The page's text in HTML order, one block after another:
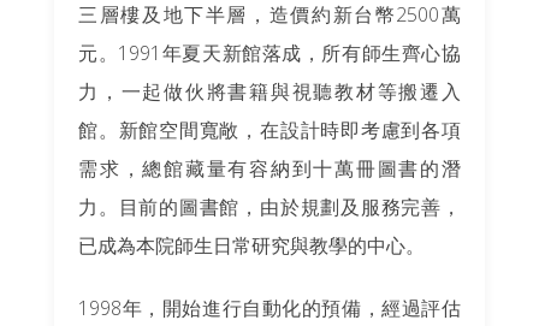
三層樓及地下半層，造價約新台幣2500萬
元。1991年夏天新館落成，所有師生齊心協
力，一起做伙將書籍與視聽教材等搬遷入
館。新館空間寬敞，在設計時即考慮到各項
需求，總館藏量有容納到十萬冊圖書的潛
力。目前的圖書館，由於規劃及服務完善，
已成為本院師生日常研究與教學的中心。
1998年，開始進行自動化的預備，經過評估